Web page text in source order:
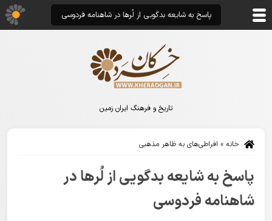
تاریخ و فرهنگ ایران زمین
خانه » افراطی‌های به ظاهر مذهبی
پاسخ به شایعه بدگویی از لُرها در
شاهنامه فردوسی
پاسخ به شایعه بدگویی از لُرها در شاهنامه فردوسی